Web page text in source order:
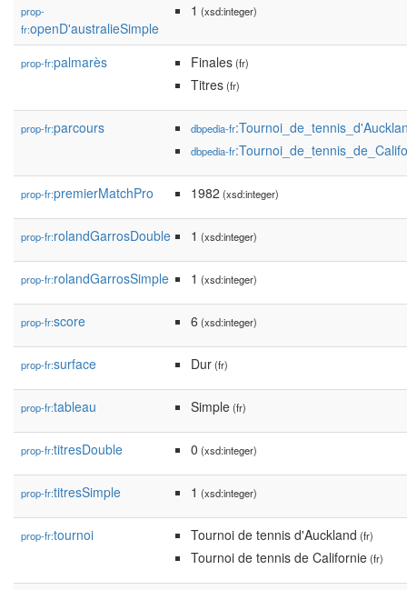
prop-
fr:openD'australieSimple
1 (xsd:integer)
prop-fr:palmarès Finales(fr)
Titres(fr)
prop-fr:parcours dbpedia-fr
dbpedia-fr
prop-fr:premierMatchPro 1982 (xsd:integer)
prop-fr:rolandGarrosDouble 1 (xsd:integer)
prop-fr:rolandGarrosSimple 1 (xsd:integer)
prop-fr:score 6 (xsd:integer)
prop-fr:surface Dur(fr)
prop-fr:tableau Simple(fr)
prop-fr:titresDouble 0 (xsd:integer)
prop-fr:titresSimple 1 (xsd:integer)
prop-fr:tournoi Tournoi de tennis d'Auckland (fr)
Tournoi de tennis de Californie(fr)